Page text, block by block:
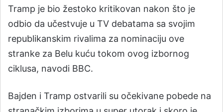
Tramp je bio žestoko kritikovan nakon što je
odbio da učestvuje u TV debatama sa svojim
republikanskim rivalima za nominaciju ove
stranke za Belu kuću tokom ovog izbornog
ciklusa, navodi BBC.
Bajden i Tramp ostvarili su očekivane pobede na